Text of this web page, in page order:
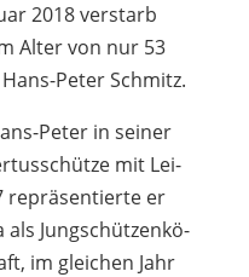
2018 ver­starb
Alter von nur 53
Peter Schmitz.
Peter in sei­ner
mit Lei­
reprä­sen­tierte er
als Jung­schüt­zen­kö­
im glei­chen Jahr